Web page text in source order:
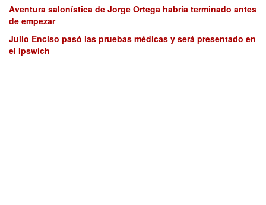
Aventura salonística de Jorge Ortega habría terminado antes
de empezar
Julio Enciso pasó las pruebas médicas y será presentado en
el Ipswich